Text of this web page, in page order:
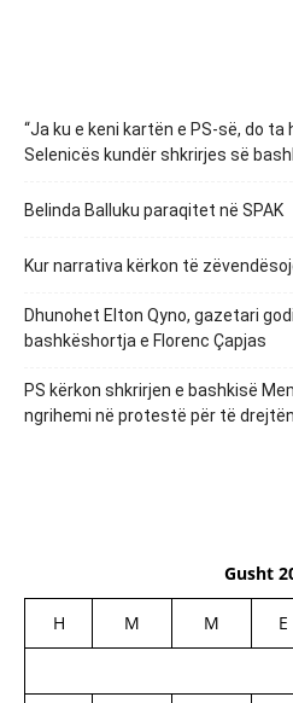
“Ja ku e keni kartën e PS-së, do
Selenicës kundër shkrirjes së
Belinda Balluku paraqitet në SPAK
Kur narrativa kërkon të
Dhunohet Elton Qyno, gazetari
bashkëshortja e Florenc Çapjas
PS kërkon shkrirjen e bashkisë
ngrihemi në protestë për të
Gusht
H M M E